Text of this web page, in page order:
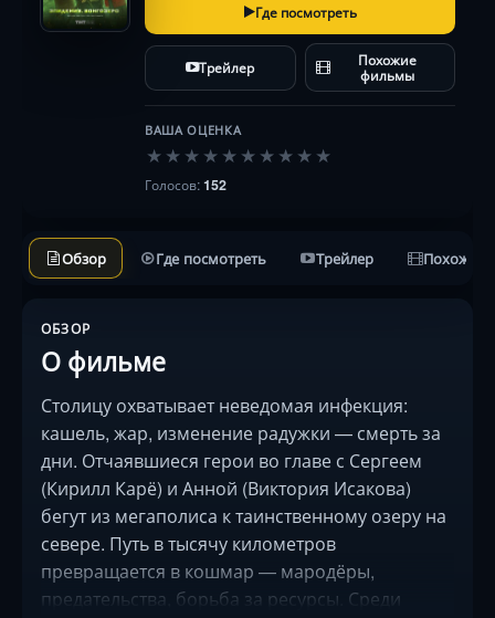
Где посмотреть
Трейлер Похожие
фильмы
ВАША ОЦЕНКА
★ ★ ★ ★ ★ ★ ★ ★ ★ ★
Голосов:152
Обзор Где посмотреть Трейлер Похожие
ОБЗОР
О фильме
Столицу охватывает неведомая инфекция:
кашель, жар, изменение радужки — смерть за
дни. Отчаявшиеся герои во главе с Сергеем
(Кирилл Карё) и Анной (Виктория Исакова)
бегут из мегаполиса к таинственному озеру на
севере. Путь в тысячу километров
превращается в кошмар — мародёры,
предательства, борьба за ресурсы. Среди